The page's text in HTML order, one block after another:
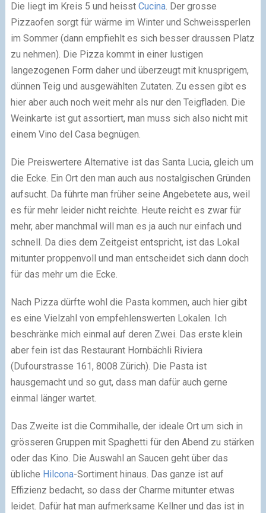
Die liegt im Kreis 5 und heisst Cucina. Der grosse
Pizzaofen sorgt für wärme im Winter und Schweissperlen
im Sommer (dann empfiehlt es sich besser draussen Platz
zu nehmen). Die Pizza kommt in einer lustigen
langezogenen Form daher und überzeugt mit knusprigem,
dünnen Teig und ausgewählten Zutaten. Zu essen gibt es
hier aber auch noch weit mehr als nur den Teigfladen. Die
Weinkarte ist gut assortiert, man muss sich also nicht mit
einem Vino del Casa begnügen.
Die Preiswertere Alternative ist das Santa Lucia, gleich um
die Ecke. Ein Ort den man auch aus nostalgischen Gründen
aufsucht. Da führte man früher seine Angebetete aus, weil
es für mehr leider nicht reichte. Heute reicht es zwar für
mehr, aber manchmal will man es ja auch nur einfach und
schnell. Da dies dem Zeitgeist entspricht, ist das Lokal
mitunter proppenvoll und man entscheidet sich dann doch
für das mehr um die Ecke.
Nach Pizza dürfte wohl die Pasta kommen, auch hier gibt
es eine Vielzahl von empfehlenswerten Lokalen. Ich
beschränke mich einmal auf deren Zwei. Das erste klein
aber fein ist das Restaurant Hornbächli Riviera
(Dufourstrasse 161, 8008 Zürich). Die Pasta ist
hausgemacht und so gut, dass man dafür auch gerne
einmal länger wartet.
Das Zweite ist die Commihalle, der ideale Ort um sich in
grösseren Gruppen mit Spaghetti für den Abend zu stärken
oder das Kino. Die Auswahl an Saucen geht über das
übliche Hilcona-Sortiment hinaus. Das ganze ist auf
Effizienz bedacht, so dass der Charme mitunter etwas
leidet. Dafür hat man aufmerksame Kellner und das ist in